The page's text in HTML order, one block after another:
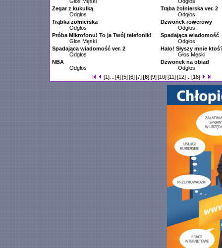
Zegar z kukułką
Odgłos
Trąba żołnierska ver. 2
Odgłos
Trąbka żołnierska
Odgłos
Dzwonek rowerowy
Odgłos
Próba Mikrofonu! To ja Twój telefonik!
Głos Męski
Spadająca wiadomość
Odgłos
Spadająca wiadomość ver. 2
Odgłos
Halo! Słyszy mnie
Głos Męski
NBA
Odgłos
Dzwonek na obiad
Odgłos
[1]
[4] [5] [6] [7] [8] [9] [10] [11] [12] [18]